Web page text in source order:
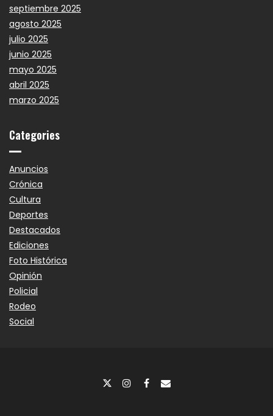
septiembre 2025
agosto 2025
julio 2025
junio 2025
mayo 2025
abril 2025
marzo 2025
Categories
Anuncios
Crónica
Cultura
Deportes
Destacados
Ediciones
Foto Histórica
Opinión
Policial
Rodeo
Social